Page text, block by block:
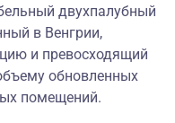
двухпалубный
в Венгрии,
и превосходящий
обновленных
помещений.